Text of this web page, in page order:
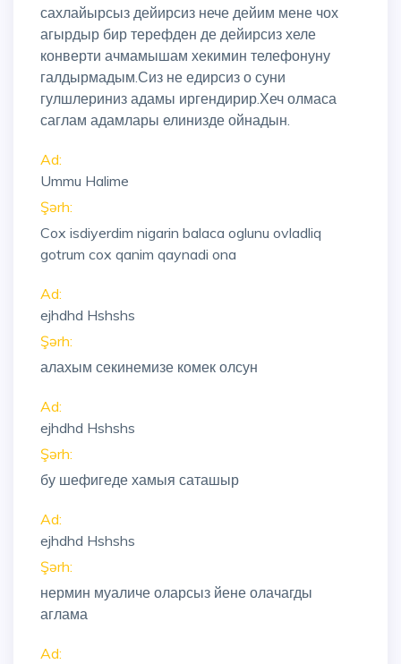
сахлайырсыз дейирсиз нече дейим мене чох
агырдыр бир терефден де дейирсиз хеле
конверти ачмамышам хекимин телефонуну
галдырмадым.Сиз не едирсиз о суни
гулшлериниз адамы иргендирир.Хеч олмаса
саглам адамлары елинизде ойнадын.
Ad:
Ummu Halime
Şərh:
Cox isdiyerdim nigarin balaca oglunu ovladliq
gotrum cox qanim qaynadi ona
Ad:
ejhdhd Hshshs
Şərh:
алахым секинемизе комек олсун
Ad:
ejhdhd Hshshs
Şərh:
бу шефигеде хамыя саташыр
Ad:
ejhdhd Hshshs
Şərh:
нермин муаличе оларсыз йене олачагды
аглама
Ad: